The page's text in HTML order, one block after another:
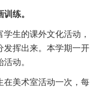
练。
生的课外文化活动，
发挥出来。本学期一开
动。
在美术室活动一次，每